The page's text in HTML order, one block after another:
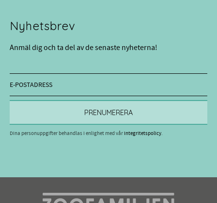
Nyhetsbrev
Anmäl dig och ta del av de senaste nyheterna!
PRENUMERERA
Dina personuppgifter behandlas i enlighet med vårintegritetspolicy.